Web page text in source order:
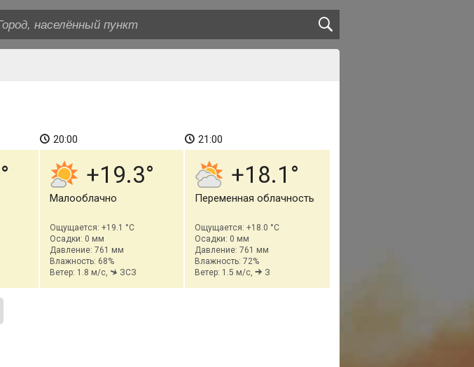
20:00
+19.3
Малооблачно
Ощущается: +19.1 °C
Осадки: 0 мм
Давление: 761 мм
Влажность: 68%
Ветер: 1.8 м/с,
ЗСЗ
21:00
+18.1
Переменная облачность
Ощущается: +18.0 °C
Осадки: 0 мм
Давление: 761 мм
Влажность: 72%
Ветер: 1.5 м/с,
З